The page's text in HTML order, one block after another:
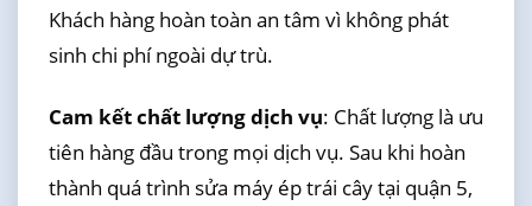
Khách hàng hoàn toàn an tâm vì không phát
sinh chi phí ngoài dự trù.
Cam kết chất lượng dịch vụ: Chất lượng là ưu
tiên hàng đầu trong mọi dịch vụ. Sau khi hoàn
thành quá trình sửa máy ép trái cây tại quận 5,